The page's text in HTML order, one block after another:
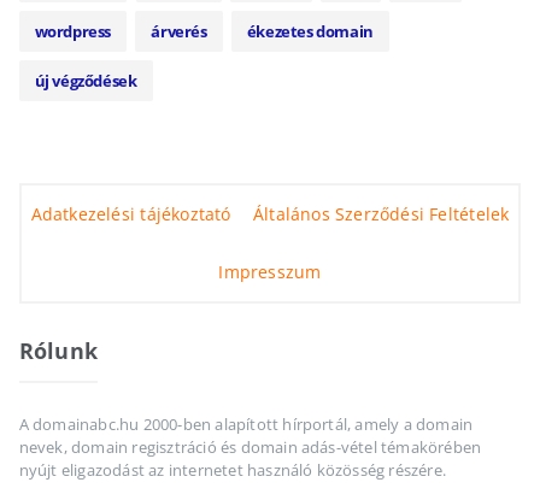
wordpress árverés ékezetes domain
új végződések
Adatkezelési tájékoztató Általános Szerződési Feltételek
Impresszum
Rólunk
A domainabc.hu 2000-ben alapított hírportál, amely a domain
nevek, domain regisztráció és domain adás-vétel témakörében
nyújt eligazodást az internetet használó közösség részére.